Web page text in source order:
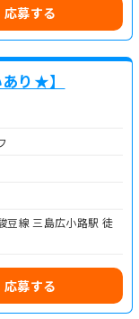
応募する
り★】
豆線 三島広小路駅 徒
応募する